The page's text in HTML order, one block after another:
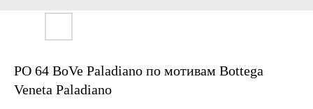
PO 64 BoVe Paladiano по мотивам Bottega
Veneta Paladiano